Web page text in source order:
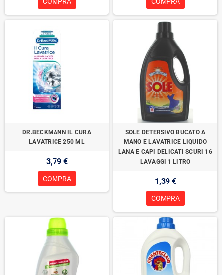
DR.BECKMANN IL CURA
LAVATRICE 250 ML
3,79 €
COMPRA
SOLE DETERSIVO BUCATO A
MANO E LAVATRICE LIQUIDO
LANA E CAPI DELICATI SCURI 16
LAVAGGI 1 LITRO
1,39 €
COMPRA